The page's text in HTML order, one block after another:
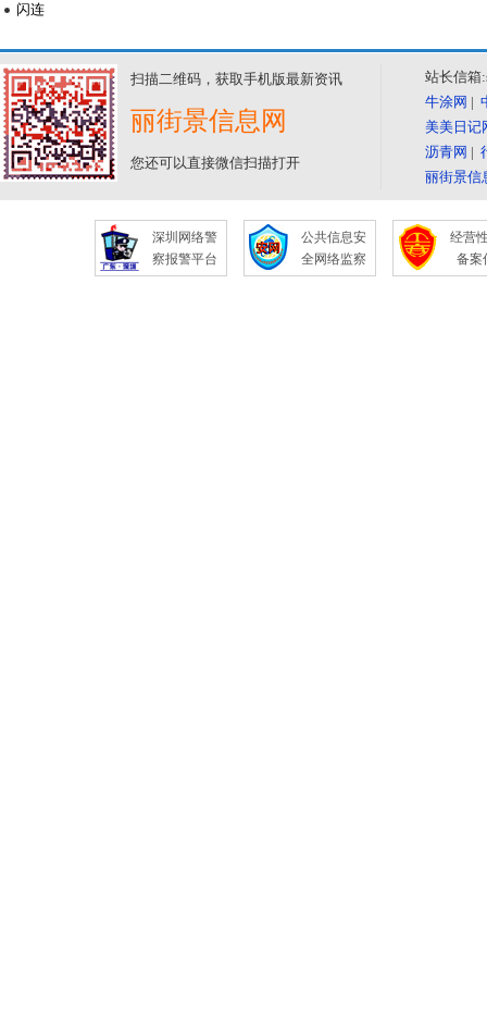
闪连
扫描二维码，获取手机版最新资讯
丽街景信息网
您还可以直接微信扫描打开
站长信箱
牛涂网 |
美美日记
沥青网 |
丽街景信
深圳网络警
察报警平台
公共信息安
全网络监察
经营
备案